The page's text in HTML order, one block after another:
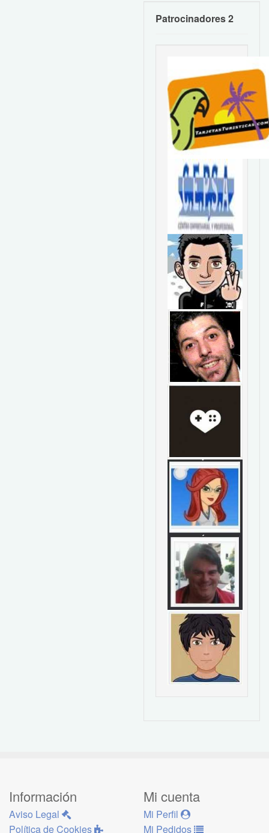
Patrocinadores 2
Información
Aviso Legal
Política de Cookies
Mi cuenta
Mi Perfil
Mi Pedidos